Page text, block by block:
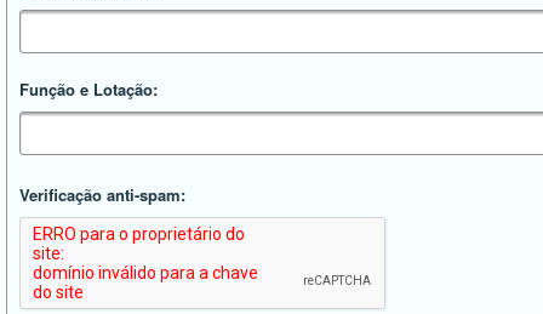
Função e Lotação:
Verificação anti-spam: